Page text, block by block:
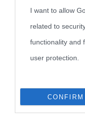
I want to allow
related to
functionality and
user protection.
CONFIRM
visitate
Indice dei nomi
Categorie